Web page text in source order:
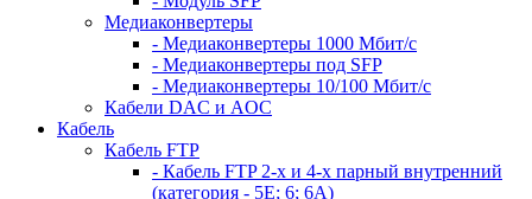
Медиаконвертеры
- Медиаконвертеры 1000 Мбит/с
- Медиаконвертеры под SFP
- Медиаконвертеры 10/100 Мбит/с
Кабели DAC и AOC
Кабель
Кабель FTP
- Кабель FTP 2-х и 4-х парный внутренний
(категория - 5Е; 6; 6А)